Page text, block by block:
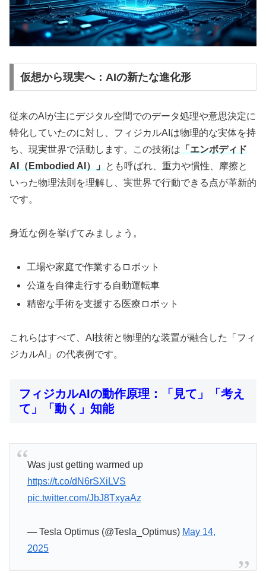
仮想から現実へ：AIの新たな進化形
従来のAIが主にデジタル空間でのデータ処理や意思決定に
特化していたのに対し、フィジカルAIは物理的な実体を持
ち、現実世界で活動します。この技術は 「エンボディド
AI（Embodied AI）」 とも呼ばれ、重力や慣性、摩擦と
いった物理法則を理解し、実世界で行動できる点が革新的
です。
身近な例を挙げてみましょう。
工場や家庭で作業するロボット
公道を自律走行する自動運転車
精密な手術を支援する医療ロボット
これらはすべて、AI技術と物理的な装置が融合した「フィ
ジカルAI」の代表例です。
フィジカルAIの動作原理：「見て」「考え
て」「動く」知能
Was just getting warmed up
https://t.co/dN6rSXiLVS
pic.twitter.com/JbJ8TxyaAz
— Tesla Optimus (@Tesla_Optimus) May 14,
2025